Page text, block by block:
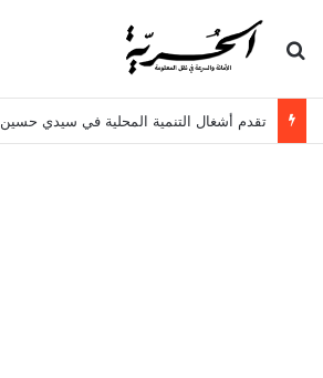
بحث عن
تقدم أشغال التنمية المحلية في سيدي حسين